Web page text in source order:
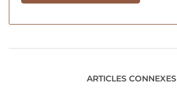
ARTICLES CONNEXES